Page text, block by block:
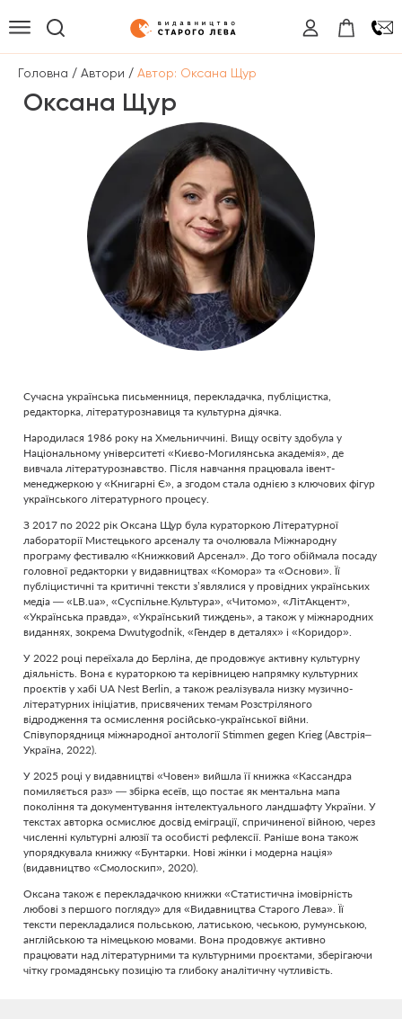
Головна / Автори / Автор: Оксана Щур
Оксана Щур
Сучасна українська письменниця, перекладачка, публіцистка,
редакторка, літературознавиця та культурна діячка.
Народилася 1986 року на Хмельниччині. Вищу освіту здобула у
Національному університеті «Києво-Могилянська академія», де
вивчала літературознавство. Після навчання працювала івент-
менеджеркою у «Книгарні Є», а згодом стала однією з ключових фігур
українського літературного процесу.
З 2017 по 2022 рік Оксана Щур була кураторкою Літературної
лабораторії Мистецького арсеналу та очолювала Міжнародну
програму фестивалю «Книжковий Арсенал». До того обіймала посаду
головної редакторки у видавництвах «Комора» та «Основи». Її
публіцистичні та критичні тексти з’являлися у провідних українських
медіа — «LB.ua», «Суспільне.Культура», «Читомо», «ЛітАкцент»,
«Українська правда», «Український тиждень», а також у міжнародних
виданнях, зокрема Dwutygodnik, «Гендер в деталях» і «Коридор».
У 2022 році переїхала до Берліна, де продовжує активну культурну
діяльність. Вона є кураторкою та керівницею напрямку культурних
проєктів у хабі UA Nest Berlin, а також реалізувала низку музично-
літературних ініціатив, присвячених темам Розстріляного
відродження та осмислення російсько-української війни.
Співупорядниця міжнародної антології Stimmen gegen Krieg (Австрія–
Україна, 2022).
У 2025 році у видавництві «Човен» вийшла її книжка «Кассандра
помиляється раз» — збірка есеїв, що постає як ментальна мапа
покоління та документування інтелектуального ландшафту України. У
текстах авторка осмислює досвід еміграції, спричиненої війною, через
численні культурні алюзії та особисті рефлексії. Раніше вона також
упорядкувала книжку «Бунтарки. Нові жінки і модерна нація»
(видавництво «Смолоскип», 2020).
Оксана також є перекладачкою книжки «Статистична імовірність
любові з першого погляду» для «Видавництва Старого Лева». Її
тексти перекладалися польською, латиською, чеською, румунською,
англійською та німецькою мовами. Вона продовжує активно
працювати над літературними та культурними проєктами, зберігаючи
чітку громадянську позицію та глибоку аналітичну чутливість.